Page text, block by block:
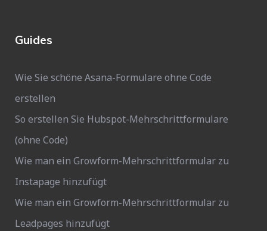
Guides
Wie Sie schöne Asana-Formulare ohne Code
erstellen
So erstellen Sie Hubspot-Mehrschrittformulare
(ohne Code)
Wie man ein Growform-Mehrschrittformular zu
Instapage hinzufügt
Wie man ein Growform-Mehrschrittformular zu
Leadpages hinzufügt